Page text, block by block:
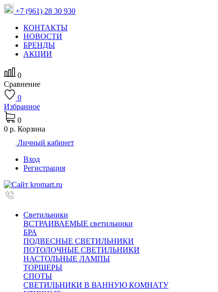
+7 (961) 28 30 930
КОНТАКТЫ
НОВОСТИ
БРЕНДЫ
АКЦИИ
0
Сравнение
0
Избранное
0
0 р. Корзина
Личный кабинет
Вход
Регистрация
Светильники
ВСТРАИВАЕМЫЕ светильники
БРА
ПОДВЕСНЫЕ СВЕТИЛЬНИКИ
ПОТОЛОЧНЫЕ СВЕТИЛЬНИКИ
НАСТОЛЬНЫЕ ЛАМПЫ
ТОРШЕРЫ
СПОТЫ
СВЕТИЛЬНИКИ В ВАННУЮ КОМНАТУ